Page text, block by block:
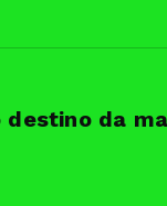
destino da